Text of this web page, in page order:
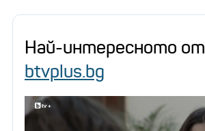
Най-интересното от
btvplus.bg